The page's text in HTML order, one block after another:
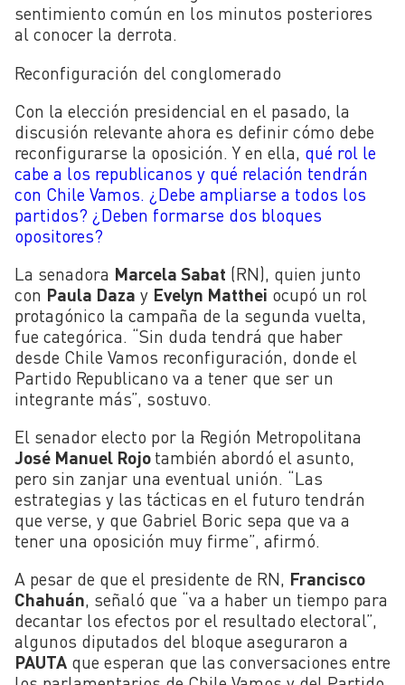
sentimiento común en los minutos posteriores
al conocer la derrota.
Reconfiguración del conglomerado
Con la elección presidencial en el pasado, la
discusión relevante ahora es definir cómo debe
reconfigurarse la oposición. Y en ella, qué rol le
cabe a los republicanos y qué relación tendrán
con Chile Vamos. ¿Debe ampliarse a todos los
partidos? ¿Deben formarse dos bloques
opositores?
La senadora Marcela Sabat (RN), quien junto
con Paula Daza y Evelyn Matthei ocupó un rol
protagónico la campaña de la segunda vuelta,
fue categórica. “Sin duda tendrá que haber
desde Chile Vamos reconfiguración, donde el
Partido Republicano va a tener que ser un
integrante más”, sostuvo.
El senador electo por la Región Metropolitana
José Manuel Rojo también abordó el asunto,
pero sin zanjar una eventual unión. “Las
estrategias y las tácticas en el futuro tendrán
que verse, y que Gabriel Boric sepa que va a
tener una oposición muy firme”, afirmó.
A pesar de que el presidente de RN, Francisco
Chahuán, señaló que “va a haber un tiempo para
decantar los efectos por el resultado electoral”,
algunos diputados del bloque aseguraron a
PAUTA que esperan que las conversaciones entre